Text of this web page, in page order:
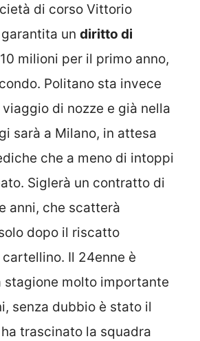
di corso Vittorio
un diritto di
milioni per il primo anno,
Politano sta invece
di nozze e già nella
sarà a Milano, in attesa
che a meno di intoppi
Siglerà un contratto di
anni, che scatterà
dopo il riscatto
cartellino. Il 24enne è
stagione molto importante
senza dubbio è stato il
trascinato la squadra